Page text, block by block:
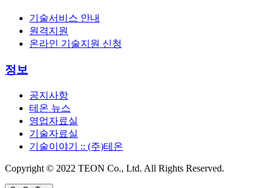
기술서비스 안내
원격지원
온라인 기술지원 신청
정보
공지사항
테온 뉴스
영업자료실
기술자료실
기술이야기 :: (주)테온
Copyright © 2022 TEON Co., Ltd. All Rights Reserved.